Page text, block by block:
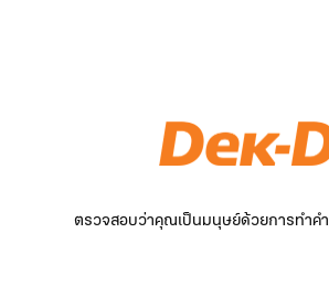
ตรวจสอบว่าคุณเป็นมนุษย์ด้วยการทำคำ